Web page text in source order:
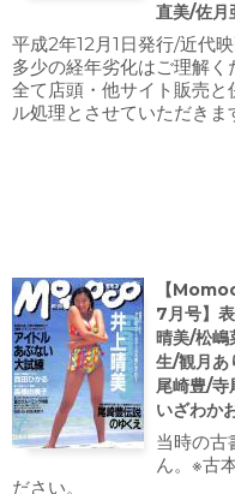
直美/佐月
平成2年12月1日発行/近代
多少の経年劣化はご理解
全て店頭・他サイト販売
ル処理とさせていただきま
【
7月号】
晴美/松嶋
生/観月あ
尾崎豊/
いざわか
当時の古
ん。※古
ださい。